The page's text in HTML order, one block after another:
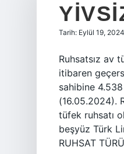
Tarih: Eylül 19, 2024
Ruhsatsız av
itibaren
sahibine
(16.05.2024).
tüfek ruhsatı
beşyüz Türk
RUHSAT